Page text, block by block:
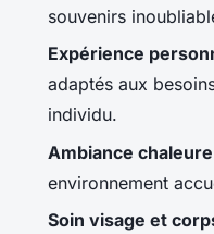
souvenirs
Expérience
adaptés aux
individu.
Ambiance
environnement
Soin visage et